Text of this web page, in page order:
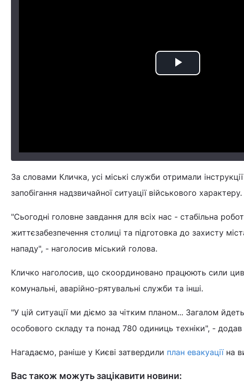
Play
За словами Кличка, усі міські служби отримали
запобігання надзвичайної ситуації військового характеру.
"Сьогодні головне завдання для всіх нас - стабільна
життєзабезпечення столиці та підготовка до захисту
нападу", - наголосив міський голова.
Кличко наголосив, що скоординовано працюють сили
комунальні, аварійно-рятувальні служби та інші.
"У цій ситуації ми діємо за чітким планом... Загалом
особового складу та понад 780 одиниць техніки", - додав
Нагадаємо, раніше у Києві затвердили план евакуаціїна
Вас також можуть зацікавити новини: